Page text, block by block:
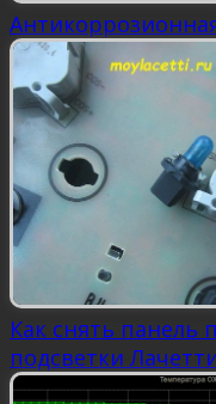
Как снять
подсветки